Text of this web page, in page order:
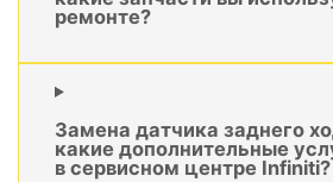
ремонте?
Замена датчика заднего
какие дополнительные
в сервисном центре Infiniti?